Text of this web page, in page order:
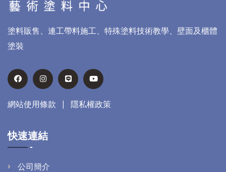
塗料販售、連工帶料施工、特殊塗料技術教學、壁面及櫃體
塗裝
網站使用條款 隱私權政策
快速連結
公司簡介